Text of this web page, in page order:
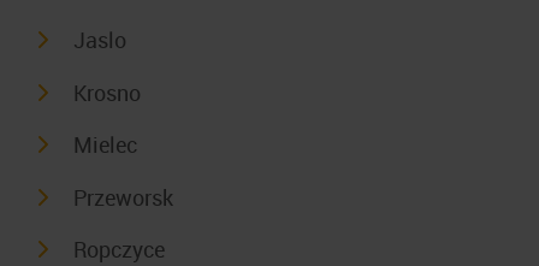
Jaslo
Krosno
Mielec
Przeworsk
Ropczyce